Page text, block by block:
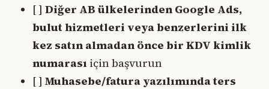
[ ] Diğer AB ülkelerinden Google Ads,
bulut hizmetleri veya benzerlerini ilk
kez satın almadan önce bir KDV kimlik
numarası için başvurun
[ ] Muhasebe/fatura yazılımında ters